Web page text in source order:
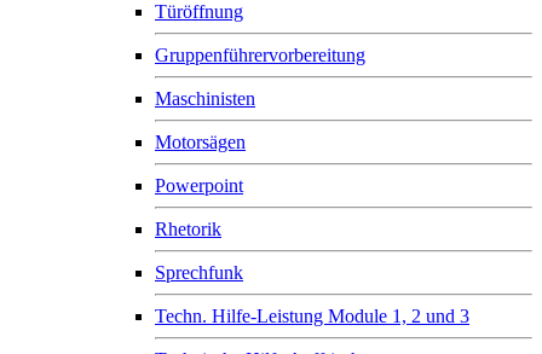
Türöffnung
Gruppenführervorbereitung
Maschinisten
Motorsägen
Powerpoint
Rhetorik
Sprechfunk
Techn. Hilfe-Leistung Module 1, 2 und 3